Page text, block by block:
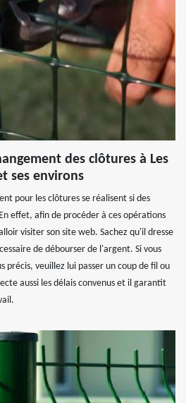
des clôtures à Les
ses environs
pour les clôtures se réalisent si des
effet, afin de procéder à ces opérations
visiter son site web. Sachez qu'il dresse
de débourser de l'argent. Si vous
précis, veuillez lui passer un coup de fil ou
aussi les délais convenus et il garantit